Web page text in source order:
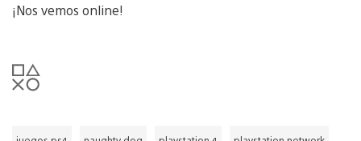
¡Nos vemos online!